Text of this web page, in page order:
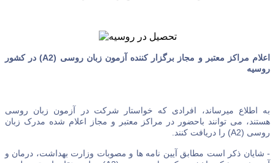
اعلام مراکز معتبر و مجاز برگزار کننده آزمون زبان روسی (A2) در کشور
روسیه
به اطلاع میرساند، افرادی که خواستار شرکت در آزمون زبان روسی
هستند، می توانند باحضور در مراکز معتبر و مجاز اعلام شده مدرک زبان
روسی (A2) را دریافت کنند.
- شایان ذکر است مطابق آیین نامه ها و مصوبات وزارت بهداشت، درمان و